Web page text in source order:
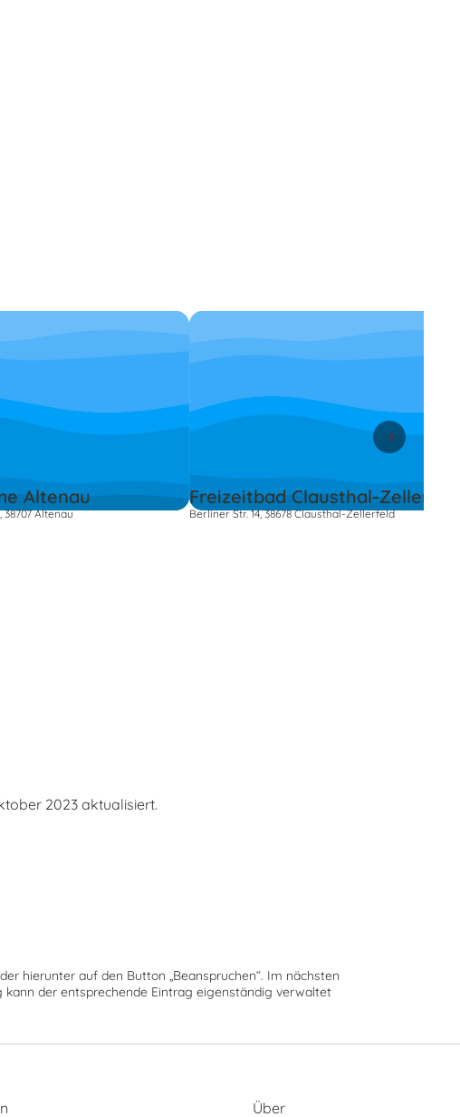
Altenau
Altenau
Freizeitbad Clausthal-
Berliner Str. 14, 38678 Clausthal-Zellerfeld
2023 aktualisiert.
hierunter auf den Button „Beanspruchen“. Im nächsten
der entsprechende Eintrag eigenständig verwaltet
Über